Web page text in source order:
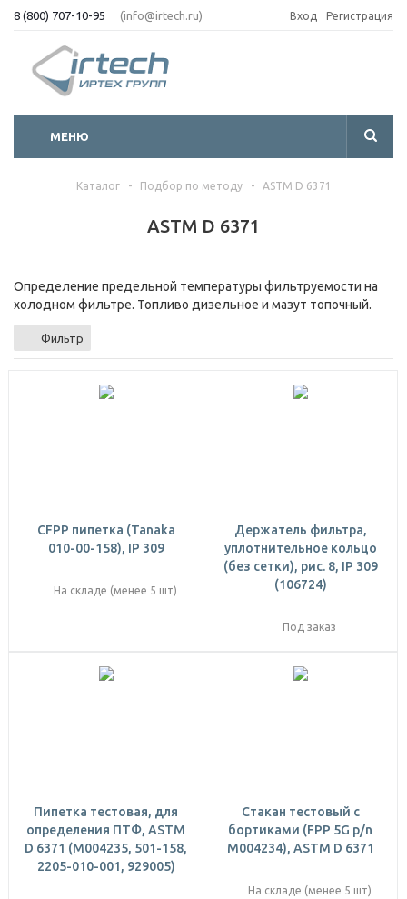
8 (800) 707-10-95 (info@irtech.ru) Вход Регистрация
МЕНЮ
Каталог - Подбор по методу - ASTM D 6371
ASTM D 6371
Определение предельной температуры фильтруемости на
холодном фильтре. Топливо дизельное и мазут топочный.
Фильтр
CFPP пипетка (Tanaka
010-00-158), IP 309
На складе (менее 5 шт)
Держатель фильтра,
уплотнительное кольцо
(без сетки), рис. 8, IP 309
(106724)
Под заказ
Пипетка тестовая, для
определения ПТФ, ASTM
D 6371 (M004235, 501-158,
2205-010-001, 929005)
Стакан тестовый c
бортиками (FPP 5G p/n
M004234), ASTM D 6371
На складе (менее 5 шт)